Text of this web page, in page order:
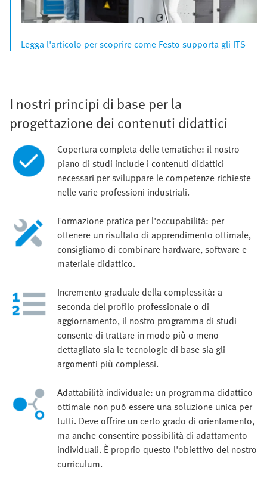
Legga l'articolo per scoprire come Festo supporta gli ITS
I nostri principi di base per la
progettazione dei contenuti didattici
Copertura completa delle tematiche: il nostro
piano di studi include i contenuti didattici
necessari per sviluppare le competenze richieste
nelle varie professioni industriali.
Formazione pratica per l'occupabilità: per
ottenere un risultato di apprendimento ottimale,
consigliamo di combinare hardware, software e
materiale didattico.
Incremento graduale della complessità: a
seconda del profilo professionale o di
aggiornamento, il nostro programma di studi
consente di trattare in modo più o meno
dettagliato sia le tecnologie di base sia gli
argomenti più complessi.
Adattabilità individuale: un programma didattico
ottimale non può essere una soluzione unica per
tutti. Deve offrire un certo grado di orientamento,
ma anche consentire possibilità di adattamento
individuali. È proprio questo l'obiettivo del nostro
curriculum.